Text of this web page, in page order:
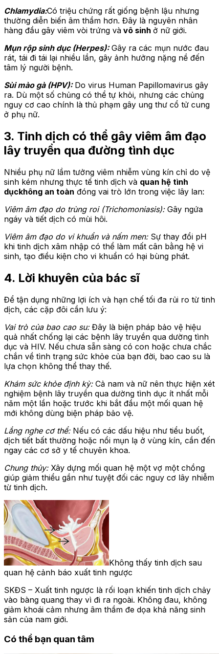
Chlamydia:Có triệu chứng rất giống bệnh lậu nhưng
thường diễn biến âm thầm hơn. Đây là nguyên nhân
hàng đầu gây viêm vòi trứng và vô sinh ở nữ giới.
Mụn rộp sinh dục (Herpes):Gây ra các mụn nước đau
rát, tái đi tái lại nhiều lần, gây ảnh hưởng nặng nề đến
tâm lý người bệnh.
Sùi mào gà (HPV):Do virus Human Papillomavirus gây
ra. Dù một số chủng có thể tự khỏi, nhưng các chủng
nguy cơ cao chính là thủ phạm gây ung thư cổ tử cung
ở phụ nữ.
3. Tinh dịch có thể gây viêm âm đạo
lây truyền qua đường tình dục
Nhiều phụ nữ lầm tưởng viêm nhiễm vùng kín chỉ do vệ
sinh kém nhưng thực tế tinh dịch và quan hệ tình
dụckhông an toàn đóng vai trò lớn trong việc lây lan:
Viêm âm đạo do trùng roi (Trichomoniasis):Gây ngứa
ngáy và tiết dịch có mùi hôi.
Viêm âm đạo do vi khuẩn và nấm men:Sự thay đổi pH
khi tinh dịch xâm nhập có thể làm mất cân bằng hệ vi
sinh, tạo điều kiện cho vi khuẩn có hại bùng phát.
4. Lời khuyên của bác sĩ
Để tận dụng những lợi ích và hạn chế tối đa rủi ro từ tinh
dịch, các cặp đôi cần lưu ý:
Vai trò của bao cao su:Đây là biện pháp bảo vệ hiệu
quả nhất chống lại các bệnh lây truyền qua dường tình
dục và HIV. Nếu chưa sẵn sàng có con hoặc chưa chắc
chắn về tình trạng sức khỏe của bạn đời, bao cao su là
lựa chọn không thể thay thế.
Khám sức khỏe định kỳ:Cả nam và nữ nên thực hiện xét
nghiệm bệnh lây truyền qua dường tình dục ít nhất mỗi
năm một lần hoặc trước khi bắt đầu một mối quan hệ
mới không dùng biện pháp bảo vệ.
Lắng nghe cơ thể:Nếu có các dấu hiệu như tiểu buốt,
dịch tiết bất thường hoặc nổi mụn lạ ở vùng kín, cần đến
ngay các cơ sở y tế chuyên khoa.
Chung thủy:Xây dựng mối quan hệ một vợ một chồng
giúp giảm thiểu gần như tuyệt đối các nguy cơ lây nhiễm
từ tinh dịch.
Không thấy tinh dịch sau
quan hệ cảnh báo xuất tinh ngược
SKĐS – Xuất tinh ngược là rối loạn khiến tinh dịch chảy
vào bàng quang thay vì đi ra ngoài. Không đau, không
giảm khoái cảm nhưng âm thầm đe dọa khả năng sinh
sản của nam giới.
Có thể bạn quan tâm